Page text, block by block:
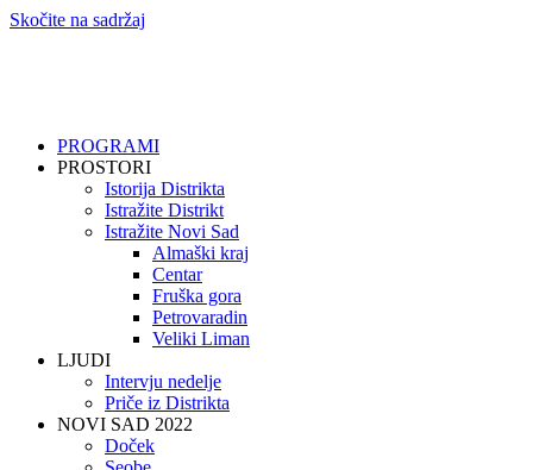
Skočite na sadržaj
PROGRAMI
PROSTORI
Istorija Distrikta
Istražite Distrikt
Istražite Novi Sad
Almaški kraj
Centar
Fruška gora
Petrovaradin
Veliki Liman
LJUDI
Intervju nedelje
Priče iz Distrikta
NOVI SAD 2022
Doček